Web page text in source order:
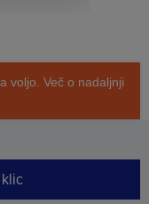
voljo. Več o nadaljnji